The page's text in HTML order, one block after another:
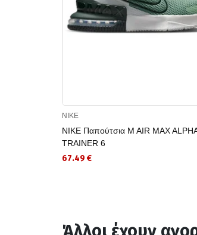
NIKE
NIKE Παπούτσια M AIR MAX
TRAINER 6
67.49 €